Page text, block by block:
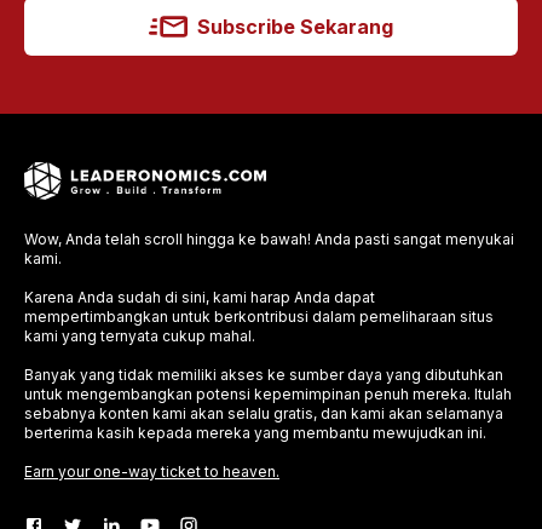
Subscribe Sekarang
Wow, Anda telah scroll hingga ke bawah! Anda pasti sangat menyukai
kami.
Karena Anda sudah di sini, kami harap Anda dapat
mempertimbangkan untuk berkontribusi dalam pemeliharaan situs
kami yang ternyata cukup mahal.
Banyak yang tidak memiliki akses ke sumber daya yang dibutuhkan
untuk mengembangkan potensi kepemimpinan penuh mereka. Itulah
sebabnya konten kami akan selalu gratis, dan kami akan selamanya
berterima kasih kepada mereka yang membantu mewujudkan ini.
Earn your one-way ticket to heaven.